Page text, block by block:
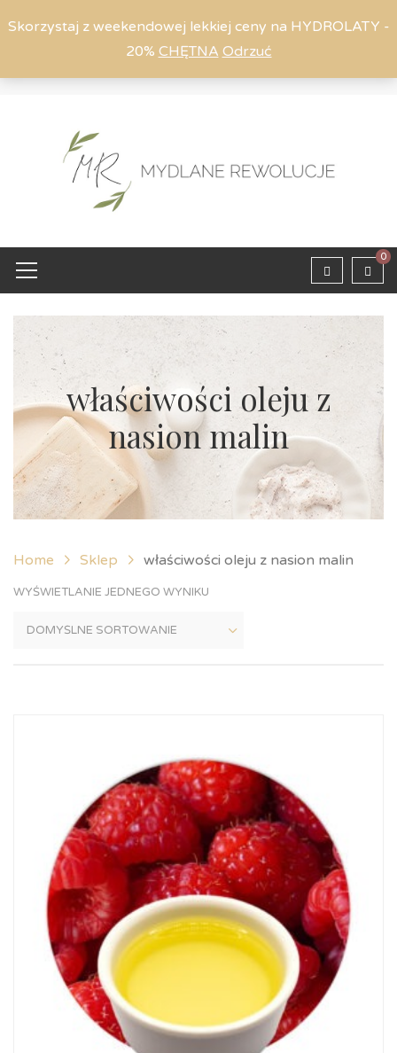
Skorzystaj z weekendowej lekkiej ceny na HYDROLATY -
20% CHĘTNA Odrzuć
0
właściwości oleju z
nasion malin
Home Sklep właściwości oleju z nasion malin
WYŚWIETLANIE JEDNEGO WYNIKU